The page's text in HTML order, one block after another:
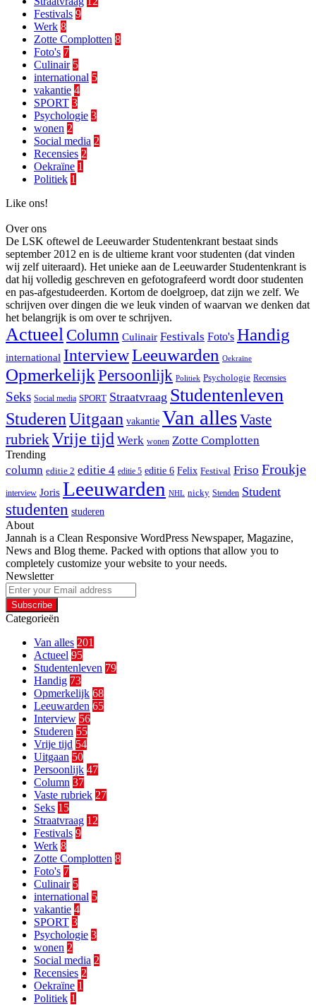
Festivals 9
Werk 8
Zotte Complotten 8
Foto's 7
Culinair 5
international 5
vakantie 4
SPORT 3
Psychologie 3
wonen 2
Social media 2
Recensies 2
Oekraïne 1
Politiek 1
Like ons!
Over ons
De LSK oftewel de Leeuwarder Studentenkrant bestaat sinds
september 2012 en is de ultieme krant voor studenten (dat vinden
wij zelf uiteraard). Het unieke aan de Leeuwarder Studentenkrant is
dat hij volledig geschreven en gefotografeerd wordt door studenten
en pas-afgestudeerden. Kortom de doelgroep, dat zijn we zelf. We
schrijven over dingen die we leuk vinden of waarvan we denken dat
het belangrijk is om over te schrijven.
Actueel Column Culinair Festivals Foto's Handig
international InterviewLeeuwarden Oekraïne
OpmerkelijkPersoonlijk Politiek Psychologie Recensies
Seks Social media SPORT Straatvraag Studentenleven
StuderenUitgaan vakantie Van allesVaste
rubriekVrije tijd Werk wonen Zotte Complotten
Trending
column editie 2 editie 4 editie 5 editie 6 Felix Festival Friso Froukje
interview Joris Leeuwarden NHL nicky Stenden Student
studenten studeren
About
Jannah is a Clean Responsive WordPress Newspaper, Magazine,
News and Blog theme. Packed with options that allow you to
completely customize your website to your needs.
Newsletter
Enter
your
Email
address
Categorieën
Van alles 201
Actueel 95
Studentenleven 79
Handig 73
Opmerkelijk 68
Leeuwarden 65
Interview 56
Studeren 55
Vrije tijd 54
Uitgaan 50
Persoonlijk 47
Column 37
Vaste rubriek 27
Seks 15
Straatvraag 12
Festivals 9
Werk 8
Zotte Complotten 8
Foto's 7
Culinair 5
international 5
vakantie 4
SPORT 3
Psychologie 3
wonen 2
Social media 2
Recensies 2
Oekraïne 1
Politiek 1